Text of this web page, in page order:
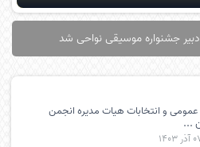
استان مازندران
و انتخابات هیات مدیره انجمن
...